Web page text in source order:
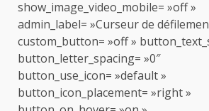
show_image_video_mobile= »off »
admin_label= »Curseur de
custom_button= »off »
button_letter_spacing= »0″
button_use_icon= »default »
button_icon_placement= »right »